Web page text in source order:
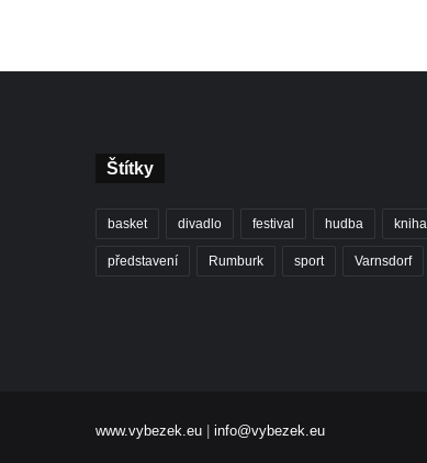
Štítky
basket divadlo festival hudba kniha
představení Rumburk sport Varnsdorf
www.vybezek.eu | info@vybezek.eu